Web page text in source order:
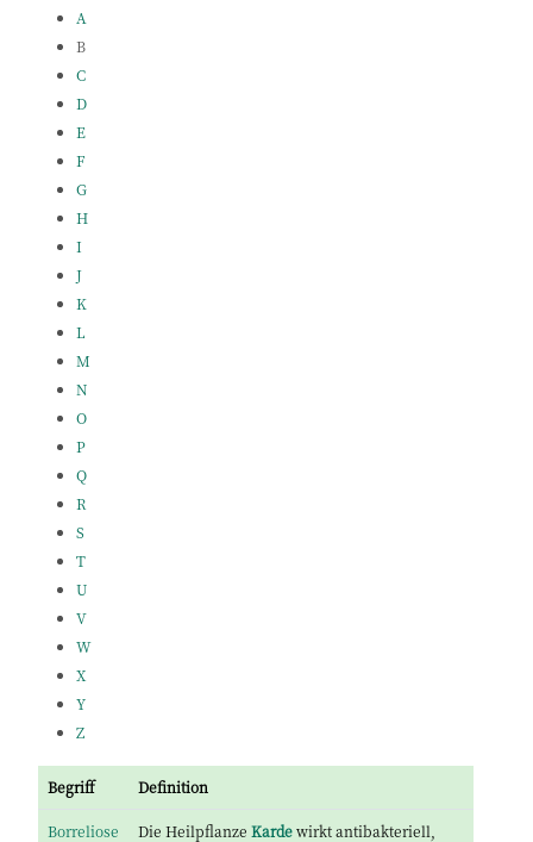
A
B
C
D
E
F
G
H
I
J
K
L
M
N
O
P
Q
R
S
T
U
V
W
X
Y
Z
Begriff Definition
Borreliose Die Heilpflanze Kardewirkt antibakteriell,